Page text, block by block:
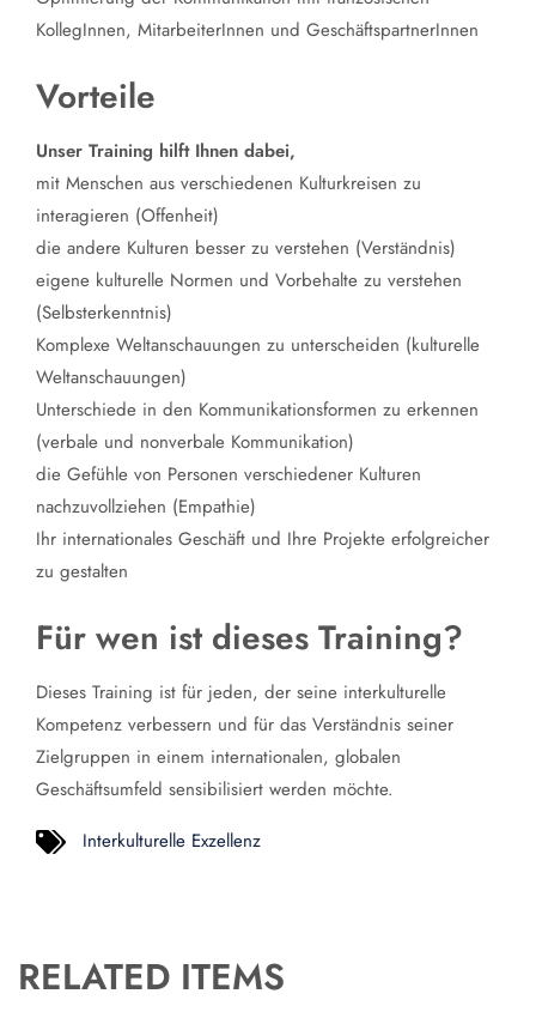
KollegInnen, MitarbeiterInnen und GeschäftspartnerInnen
Vorteile
Unser Training hilft Ihnen dabei,
mit Menschen aus verschiedenen Kulturkreisen zu
interagieren (Offenheit)
die andere Kulturen besser zu verstehen (Verständnis)
eigene kulturelle Normen und Vorbehalte zu verstehen
(Selbsterkenntnis)
Komplexe Weltanschauungen zu unterscheiden (kulturelle
Weltanschauungen)
Unterschiede in den Kommunikationsformen zu erkennen
(verbale und nonverbale Kommunikation)
die Gefühle von Personen verschiedener Kulturen
nachzuvollziehen (Empathie)
Ihr internationales Geschäft und Ihre Projekte erfolgreicher
zu gestalten
Für wen ist dieses Training?
Dieses Training ist für jeden, der seine interkulturelle
Kompetenz verbessern und für das Verständnis seiner
Zielgruppen in einem internationalen, globalen
Geschäftsumfeld sensibilisiert werden möchte.
Interkulturelle Exzellenz
RELATED ITEMS